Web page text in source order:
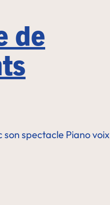
de
son spectacle Piano voix